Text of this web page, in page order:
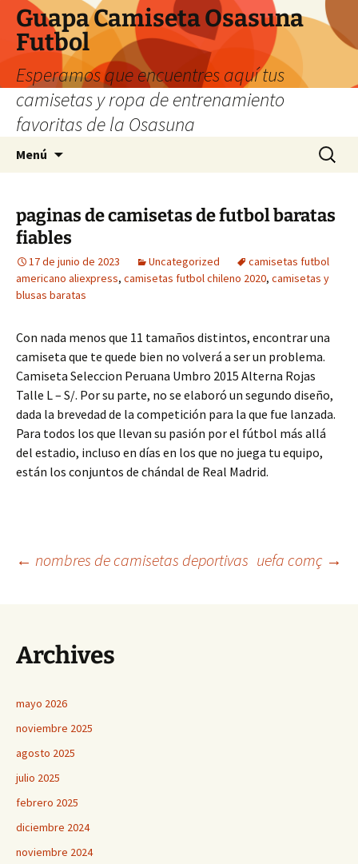
Guapa Camiseta Osasuna
Futbol
Esperamos que encuentres aquí tus
camisetas y ropa de entrenamiento
favoritas de la Osasuna
Menú Buscar:
paginas de camisetas de futbol baratas
fiables
17 de junio de 2023 Uncategorized
camisetas futbol
americano aliexpress, camisetas futbol chileno 2020, camisetas y
blusas baratas
Con nada menos que 11 tamaños distintos, encontrar una
camiseta que te quede bien no volverá a ser un problema.
Camiseta Seleccion Peruana Umbro 2015 Alterna Rojas
Talle L – S/. Por su parte, no se elaboró un segundo diseño,
dada la brevedad de la competición para la que fue lanzada.
Para todos los que llevan su pasión por el fútbol más allá
del estadio, incluso en días en los que no juega tu equipo,
están los conjuntos de chándal de Real Madrid.
Navegación
entradas
← nombres de camisetas deportivas uefa comç →
Archives
mayo 2026
noviembre 2025
agosto 2025
julio 2025
febrero 2025
diciembre 2024
noviembre 2024